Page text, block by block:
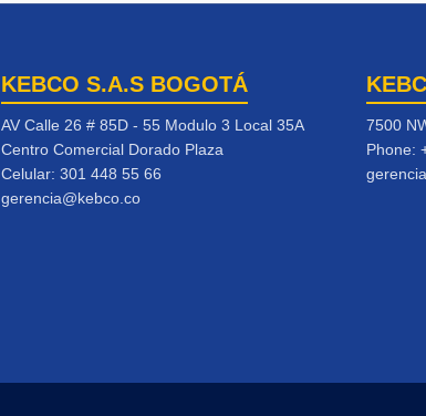
KEBCO S.A.S BOGOTÁ
AV Calle 26 # 85D - 55 Modulo 3 Local 35A
Centro Comercial Dorado Plaza
Celular: 301 448 55 66
gerencia@kebco.co
7500
Phone: